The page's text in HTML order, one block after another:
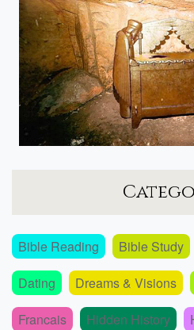
Bible Reading Bible Study
Dating
Dreams & Visions
Francais
Hidden History